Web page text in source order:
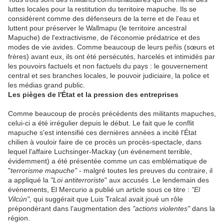
luttes locales pour la restitution du territoire mapuche. Ils se
considèrent comme des défenseurs de la terre et de l'eau et
luttent pour préserver le Wallmapu (le territoire ancestral
Mapuche) de l'extractivisme, de l'économie prédatrice et des
modes de vie avides. Comme beaucoup de leurs peñis (sœurs et
frères) avant eux, ils ont été persécutés, harcelés et intimidés par
les pouvoirs factuels et non factuels du pays : le gouvernement
central et ses branches locales, le pouvoir judiciaire, la police et
les médias grand public.
Les pièges de l'État et la pression des entreprises
Comme beaucoup de procès précédents des militants mapuches,
celui-ci a été irrégulier depuis le début. Le fait que le conflit
mapuche s'est intensifié ces dernières années a incité l'État
chilien à vouloir faire de ce procès un procès-spectacle, dans
lequel l'affaire Luchsinger-Mackay (un événement terrible,
évidemment) a été présentée comme un cas emblématique de
"terrorisme mapuche"- malgré toutes les preuves du contraire, il
a appliqué la "Loi antiterroriste" aux accusés .Le lendemain des
événements, El Mercurio a publié un article sous ce titre : "El
Vilcún", qui suggérait que Luis Tralcal avait joué un rôle
prépondérant dans l'augmentation des "actions violentes"dans la
région.